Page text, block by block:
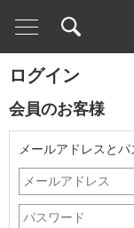
ログイン
会員のお客様
メールアドレスと